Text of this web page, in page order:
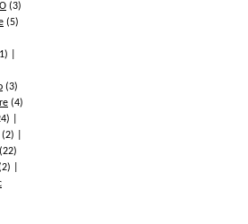
(3)
(5)
(3)
(4)
(2)
(22)